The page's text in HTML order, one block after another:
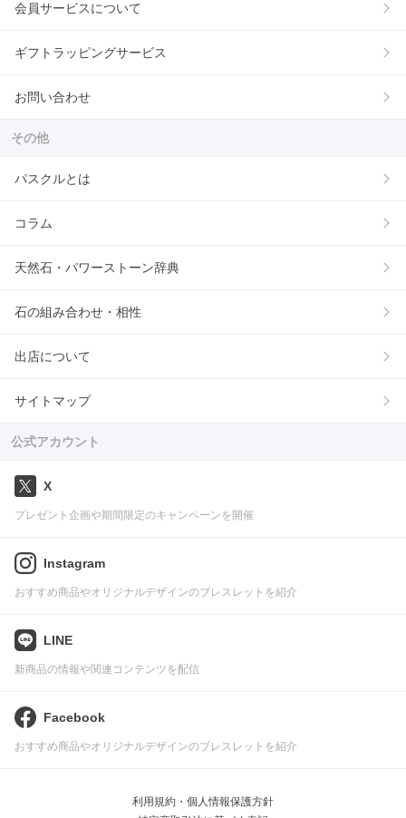
会員サービスについて
ギフトラッピングサービス
お問い合わせ
その他
パスクルとは
コラム
天然石・パワーストーン辞典
石の組み合わせ・相性
出店について
サイトマップ
公式アカウント
X
プレゼント企画や期間限定のキャンペーンを開催
Instagram
おすすめ商品やオリジナルデザインのブレスレットを紹介
LINE
新商品の情報や関連コンテンツを配信
Facebook
おすすめ商品やオリジナルデザインのブレスレットを紹介
利用規約・個人情報保護方針